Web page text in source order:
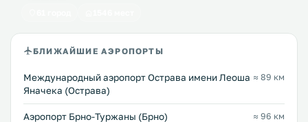
БЛИЖАЙШИЕ АЭРОПОРТЫ
Международный аэропорт Острава имени Леоша
Яначека (Острава)
≈ 89 км
Аэропорт Брно-Туржаны (Брно) ≈ 96 км